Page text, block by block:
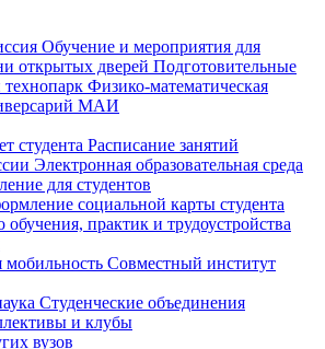
Обучение и мероприятия для
открытых дверей Подготовительные
технопарк Физико-математическая
МАИ
студента Расписание занятий
Электронная образовательная среда
для студентов
социальной карты студента
обучения, практик и трудоустройства
мобильность Совместный институт
Студенческие объединения
и клубы
вузов